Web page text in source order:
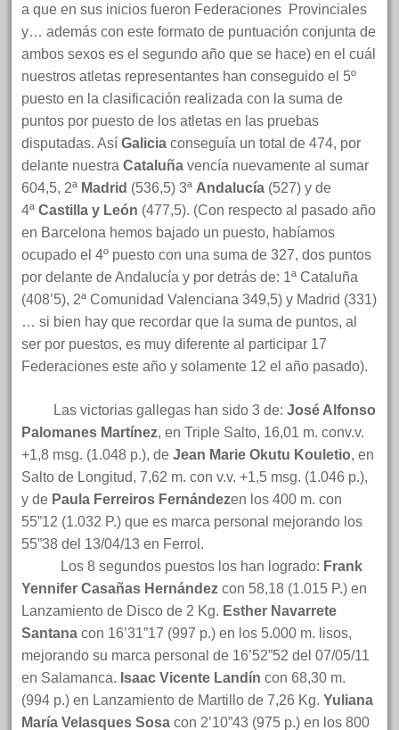
a que en sus inicios fueron Federaciones Provinciales
y… además con este formato de puntuación conjunta de
ambos sexos es el segundo año que se hace) en el cuál
nuestros atletas representantes han conseguido el 5º
puesto en la clasificación realizada con la suma de
puntos por puesto de los atletas en las pruebas
disputadas. AsíGaliciaconseguía un total de 474, por
delante nuestraCataluña vencía nuevamente al sumar
604,5, 2ª Madrid (536,5) 3ª Andalucía (527) y de
4ªCastilla y León (477,5). (Con respecto al pasado año
en Barcelona hemos bajado un puesto, habíamos
ocupado el 4º puesto con una suma de 327, dos puntos
por delante de Andalucía y por detrás de: 1ª Cataluña
(408’5), 2ª Comunidad Valenciana 349,5) y Madrid (331)
… si bien hay que recordar que la suma de puntos, al
ser por puestos, es muy diferente al participar 17
Federaciones este año y solamente 12 el año pasado).
Las victorias gallegas han sido 3 de:José Alfonso
Palomanes Martínez, en Triple Salto, 16,01 m. conv.v.
+1,8 msg. (1.048 p.), deJean Marie Okutu Kouletio, en
Salto de Longitud, 7,62 m. con v.v. +1,5 msg. (1.046 p.),
y de Paula Ferreiros Fernándezen los 400 m. con
55”12 (1.032 P.) que es marca personal mejorando los
55”38 del 13/04/13 en Ferrol.
Los 8 segundos puestos los han logrado: Frank
Yennifer Casañas Hernández con 58,18 (1.015 P.) en
Lanzamiento de Disco de 2 Kg. Esther Navarrete
Santana con 16’31”17 (997 p.) en los 5.000 m. lisos,
mejorando su marca personal de 16’52”52 del 07/05/11
en Salamanca. Isaac Vicente Landín con 68,30 m.
(994 p.) en Lanzamiento de Martillo de 7,26 Kg.Yuliana
María Velasques Sosa con 2’10”43 (975 p.) en los 800